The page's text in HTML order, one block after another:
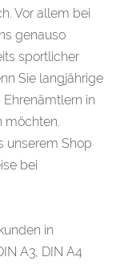
Vor allem bei
genauso
sportlicher
Sie langjährige
in
möchten.
unserem Shop
bei
in
A3, DIN A4